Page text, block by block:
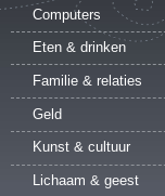
Computers
Eten & drinken
Familie & relaties
Geld
Kunst & cultuur
Lichaam & geest